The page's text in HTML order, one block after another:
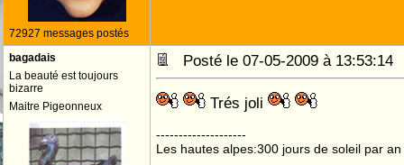
72927 messages postés
bagadais
La beauté est toujours
bizarre
Maitre Pigeonneux
Posté le 07-05-2009 à
Trés joli
--------------------
Les hautes alpes:300 jours de soleil par an